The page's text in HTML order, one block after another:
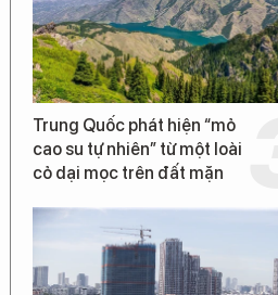
Trung Quốc phát hiện “mỏ
cao su tự nhiên” từ một loài
cỏ dại mọc trên đất mặn